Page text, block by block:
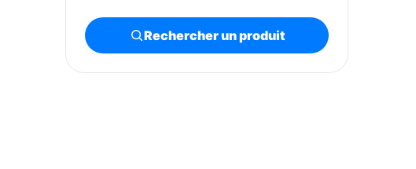
Rechercher un produit